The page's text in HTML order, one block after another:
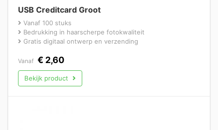
USB Creditcard Groot
Vanaf 100 stuks
Bedrukking in haarscherpe fotokwaliteit
Gratis digitaal ontwerp en verzending
Vanaf € 2,60
Bekijk product